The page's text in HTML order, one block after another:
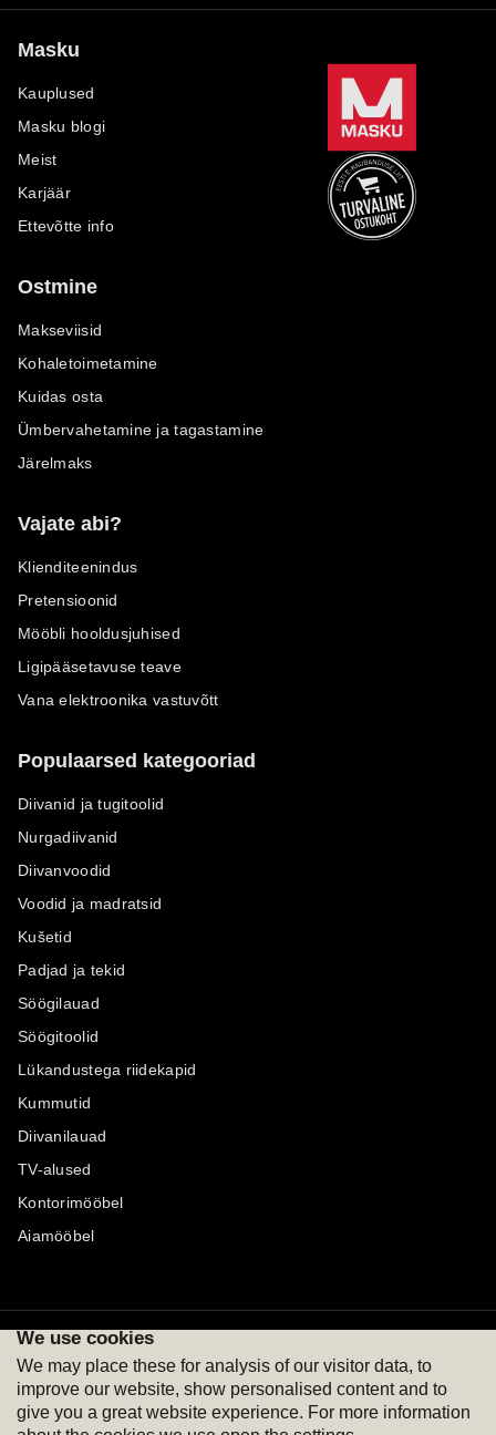
Masku
Kauplused
Masku blogi
Meist
Karjäär
Ettevõtte info
Ostmine
Makseviisid
Kohaletoimetamine
Kuidas osta
Ümbervahetamine ja tagastamine
Järelmaks
Vajate abi?
Klienditeenindus
Pretensioonid
Mööbli hooldusjuhised
Ligipääsetavuse teave
Vana elektroonika vastuvõtt
Populaarsed kategooriad
Diivanid ja tugitoolid
Nurgadiivanid
Diivanvoodid
Voodid ja madratsid
Kušetid
Padjad ja tekid
Söögilauad
Söögitoolid
Lükandustega riidekapid
Kummutid
Diivanilauad
TV-alused
Kontorimööbel
Aiamööbel
Maksevõimalused
We use cookies
We may place these for analysis of our visitor data, to
improve our website, show personalised content and to
give you a great website experience. For more information